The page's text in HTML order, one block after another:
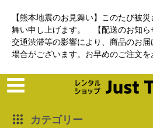
【熊本地震のお見舞い】このたび被
舞い申し上げます。 【配送のお知ら
交通渋滞等の影響により、商品のお
場合がございます。お早めのご注文を
カテゴリー